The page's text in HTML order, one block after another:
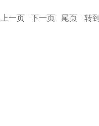
上一页 下一页 尾页 转